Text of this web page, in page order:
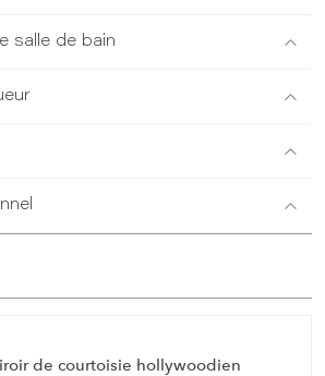
salle de bain
de courtoisie hollywoodien